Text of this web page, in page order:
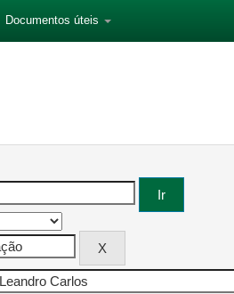
Documentos úteis